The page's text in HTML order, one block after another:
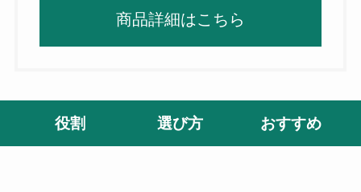
商品詳細はこちら
役割 選び方 おすすめ